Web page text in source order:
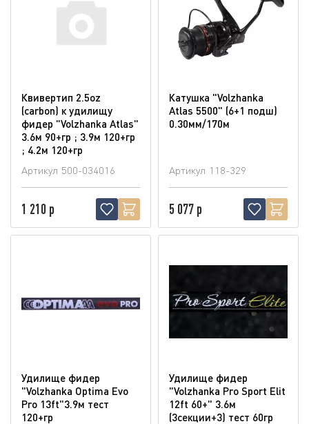
Квивертип 2.5oz
(carbon) к удилищу
фидер "Volzhanka Atlas"
3.6м 90+гр ; 3.9м 120+гр
; 4.2м 120+гр
Артикул 500-034016
1 210 р
Катушка "Volzhanka
Atlas 5500" (6+1 подш)
0.30мм/170м
Артикул 118-329
5 077 р
Удилище фидер
"Volzhanka Optima Evo
Pro 13ft"3.9м тест
120+гр
Удилище фидер
"Volzhanka Pro Sport Elit
12ft 60+" 3.6м
(3секции+3) тест 60гр